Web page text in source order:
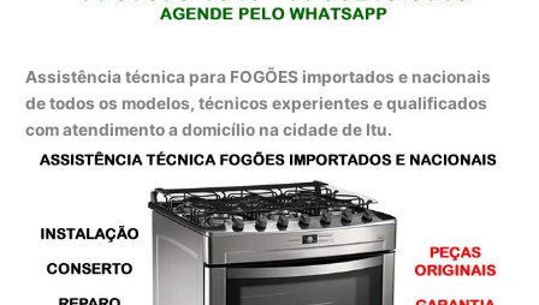
Assistência técnica para FOGÕES importados e nacionais
de todos os modelos, técnicos experientes e qualificados
com atendimento a domicílio na cidade de Itu.